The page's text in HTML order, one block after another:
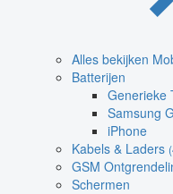
Alles bekijken
Batterijen
Generieke
Samsung
iPhone
Kabels & Laders
GSM
Schermen